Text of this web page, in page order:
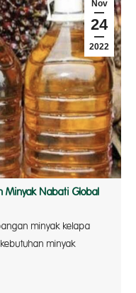
Nov
24
2022
Minyak Nabati Global
minyak kelapa
minyak